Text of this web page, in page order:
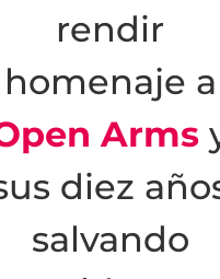
rendir
homenaje a
Arms
diez
salvando